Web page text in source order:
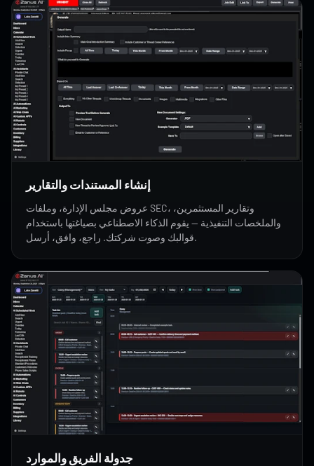
إنشاء المستندات والتقارير
عروض مجلس الإدارة، وملفات SEC، وتقارير المستثمرين،
والملخصات التنفيذية — يقوم الذكاء الاصطناعي بصياغتها باستخدام
قوالبك وصوت شركتك. راجع، وافق، أرسل.
جدولة الفريق والموارد